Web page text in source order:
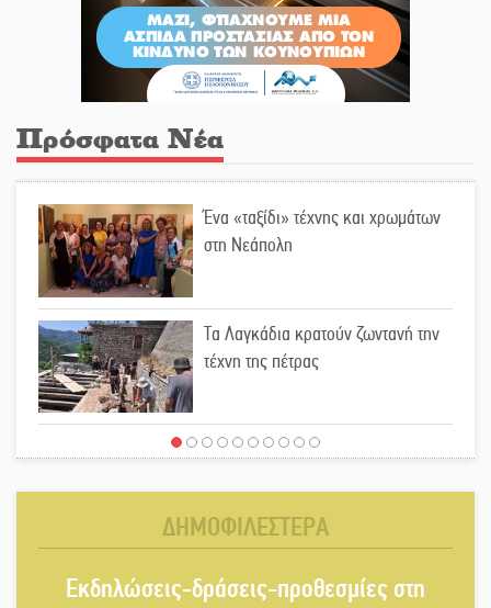
Πρόσφατα Νέα
Ένα «ταξίδι» τέχνης και χρωμάτων
στη Νεάπολη
Τα Λαγκάδια κρατούν ζωντανή την
τέχνη της πέτρας
Στους ρυθμούς της Ελεωνόρας
δίνει «χρώμα» στον Αύγουστο του
ΔΗΜΟΦΙΛΕΣΤΕΡΑ
Εκδηλώσεις-δράσεις-προθεσμίες στη